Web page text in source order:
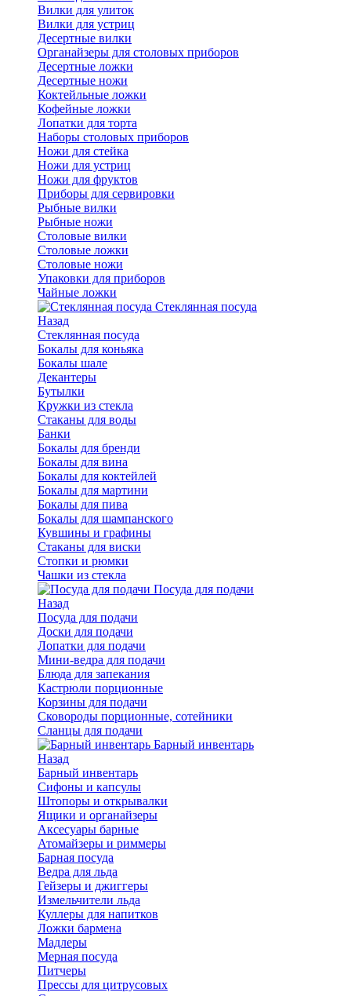
Вилки для улиток
Вилки для устриц
Десертные вилки
Органайзеры для столовых приборов
Десертные ложки
Десертные ножи
Коктейльные ложки
Кофейные ложки
Лопатки для торта
Наборы столовых приборов
Ножи для стейка
Ножи для устриц
Ножи для фруктов
Приборы для сервировки
Рыбные вилки
Рыбные ножи
Столовые вилки
Столовые ложки
Столовые ножи
Упаковки для приборов
Чайные ложки
Стеклянная посуда
Назад
Стеклянная посуда
Бокалы для коньяка
Бокалы шале
Декантеры
Бутылки
Кружки из стекла
Стаканы для воды
Банки
Бокалы для бренди
Бокалы для вина
Бокалы для коктейлей
Бокалы для мартини
Бокалы для пива
Бокалы для шампанского
Кувшины и графины
Стаканы для виски
Стопки и рюмки
Чашки из стекла
Посуда для подачи
Назад
Посуда для подачи
Доски для подачи
Лопатки для подачи
Мини-ведра для подачи
Блюда для запекания
Кастрюли порционные
Корзины для подачи
Сковороды порционные, сотейники
Сланцы для подачи
Барный инвентарь
Назад
Барный инвентарь
Сифоны и капсулы
Штопоры и открывалки
Ящики и органайзеры
Аксесуары барные
Атомайзеры и риммеры
Барная посуда
Ведра для льда
Гейзеры и джиггеры
Измельчители льда
Куллеры для напитков
Ложки бармена
Мадлеры
Мерная посуда
Питчеры
Прессы для цитрусовых